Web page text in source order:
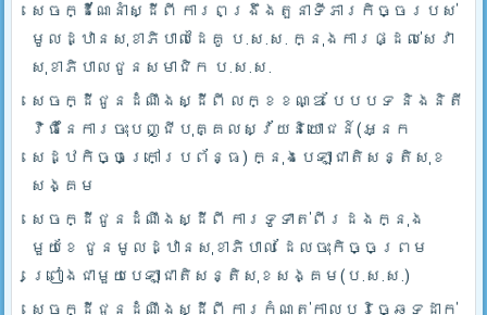
សេចក្ដីណែនាំស្ដីពី ការពង្រឹងតួនាទីភារកិច្ចរបស់
មូលដ្ឋានសុខាភិបាលដៃគូ ប.­ស.ស. ក្នុងការផ្ដល់សេវា
សុខាភិបាលជូនសមាជិក ប.ស.ស.
សេចក្ដីជូនដំណឹងស្ដីពី លក្ខខណ្ឌ បែបបទ និងនិតី
វិធីនៃការចុះបញ្ជីបុគ្គលស្វ័យនិយោជន៍(អ្នក
សេដ្ឋកិច្ចក្រៅប្រព័ន្ធ) ក្នុងបេឡាជាតិសន្តិសុខ
សង្គម
សេចក្ដីជូនដំណឹងស្ដីពី ការទូទាត់ពីរដងក្នុង
មួយខែ ជូនមូលដ្ឋានសុខាភិបាល ដែលចុះកិច្ចព្រម
ព្រៀងជាមួយបេឡាជាតិសន្តិសុខសង្គម(ប.ស.ស.)
សេចក្ដីជូនដំណឹងស្ដីពី ការកំណត់កាលបរិច្ឆេទដាក់